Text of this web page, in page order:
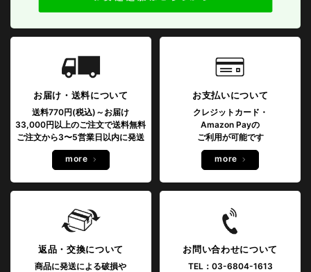
お届け・送料について
送料770円(税込)～お届け
33,000円以上のご注文で送料無料
ご注文から3〜5営業日以内に発送
more
お支払いについて
クレジットカード・
Amazon Payの
ご利用が可能です
more
返品・交換について
商品に発送による破損や
お問い合わせについて
TEL：03-6804-1613